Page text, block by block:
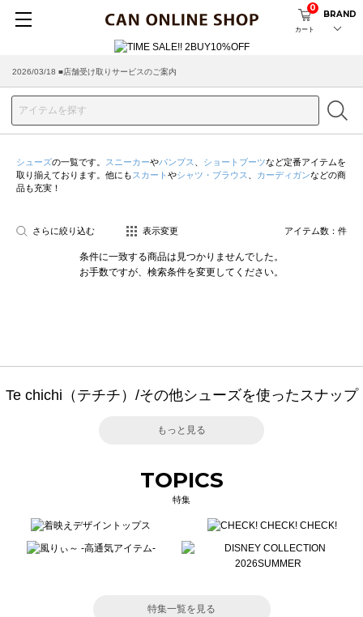
カート
0
BRAND
2026/03/18 ■店舗受け取りサービスのご案内
シューズの一覧です。 スニーカーやパンプス ショートブーツなど定番アイテムを
取り揃えております。他にも スカート やシャツ・ブラウス カーディガンなどの商
品も充実！
さらに絞り込む 表示変更 アイテム数： 件
条件に一致する商品は見つかりませんでした。
お手数ですが、検索条件を変更してください。
Te chichi（テチチ）/その他シューズを使ったスナップ
もっと見る
TOPICS
特集
特集一覧を見る